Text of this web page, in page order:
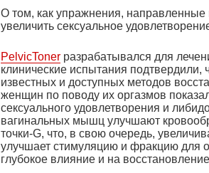
О том, как упражнения,
увеличить сексуальное
PelvicTonerразрабатывался для
клинические испытания
известных и доступных методов
женщин по поводу их оргазмов
сексуального удовлетворения и
вагинальных мышц улучшают
точки-G, что, в свою очередь,
улучшает стимуляцию и фракцию для
глубокое влияние и на